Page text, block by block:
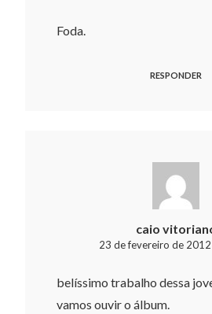
Foda.
RESPONDER
caio
23 de fevereiro de
belíssimo trabalho dessa
vamos ouvir o álbum.